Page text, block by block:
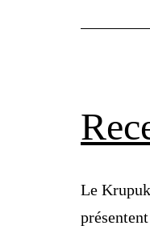
Le